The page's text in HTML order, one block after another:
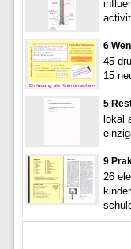
6
45
15
5
lokal
9
26